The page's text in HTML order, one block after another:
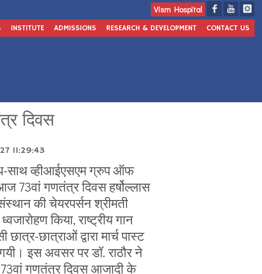
Vism Hospital
INSTITUTE ADMISSIONS RESEARCH & DEVELOPMENT CONTACT US
दिवस
11:29:43
साथ व्हीआईएसएम ग्रुप ऑफ
73वां गणतंत्र दिवस हर्षोल्लास
की चेयरपर्सन श्रीमती
किया, राष्ट्रीय गान
छात्राओं द्वारा मार्च पास्ट
इस अवसर पर डॉ. राठौर ने
73वां गणतंत्र दिवस आजादी के